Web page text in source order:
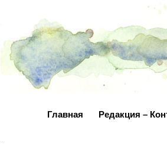
Главная Редакция –